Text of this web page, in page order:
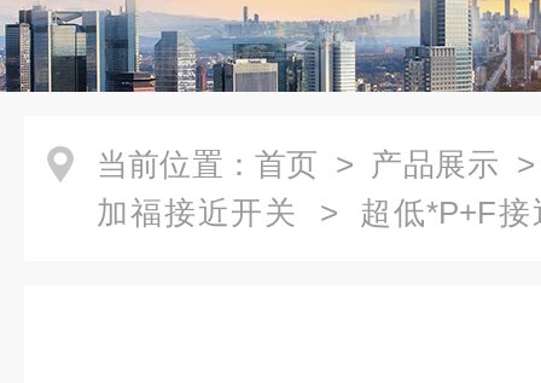
当前位置： 首页 > 产品展示
加福接近开关 > 超低*P+F接